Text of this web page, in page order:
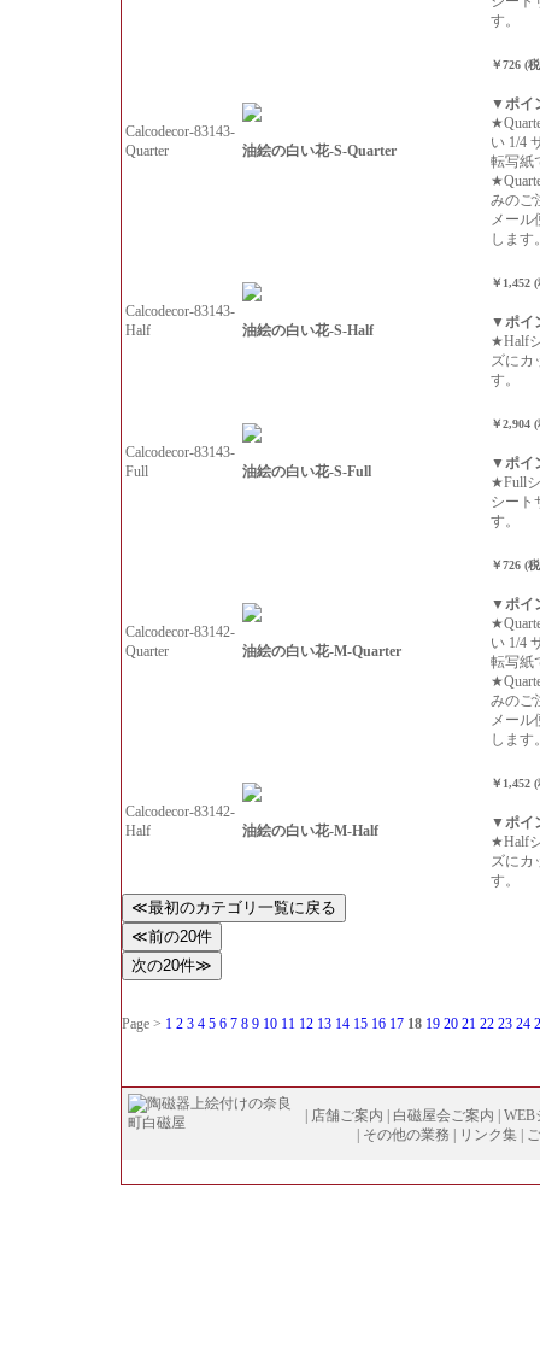
す。
Calcodecor-83143-
Quarter
油絵の白い花-S-Quarter
￥726 (
▼ポイ
い 1/4
転写紙
みのご
メール
します
Calcodecor-83143-
Half
油絵の白い花-S-Half
￥1,452
▼ポイ
★Half
ズにカ
す。
Calcodecor-83143-
Full
油絵の白い花-S-Full
￥2,904
▼ポイ
★Full
シート
す。
Calcodecor-83142-
Quarter
油絵の白い花-M-Quarter
￥726 (
▼ポイ
い 1/4
転写紙
みのご
メール
します
Calcodecor-83142-
Half
油絵の白い花-M-Half
￥1,452
▼ポイ
★Half
ズにカ
す。
Page > 1 2 3 4 5 6 7 8 9 10 11 12 13 14 15 16 17 18 19 20 21 22 23 24
店舗ご案内 白磁屋会ご案内
WEB
その他の業務 リンク集